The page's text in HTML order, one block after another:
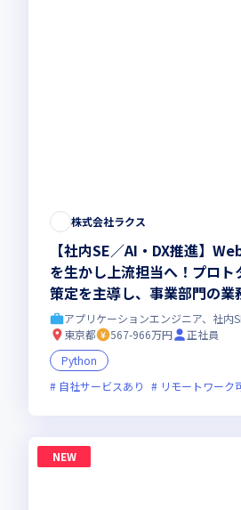
株式会社ラクス
【社内SE／AI・DX推進】
を生かし上流担当へ！プロ
策定を主導し、事業部門の業
アプリケーションエンジニア、社内
東京都
567-966万円
正社員
Python
自社サービスあり
リモートワーク
NEW